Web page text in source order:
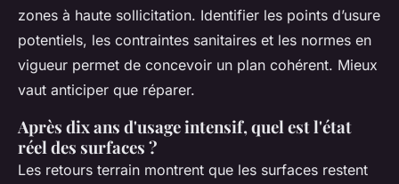
zones à haute sollicitation. Identifier les points d’usure
potentiels, les contraintes sanitaires et les normes en
vigueur permet de concevoir un plan cohérent. Mieux
vaut anticiper que réparer.
Après dix ans d'usage intensif, quel est l'état
réel des surfaces ?
Les retours terrain montrent que les surfaces restent